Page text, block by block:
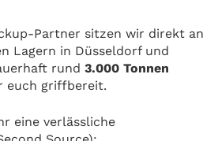
Partner sitzen wir direkt an
Lagern in Düsseldorf und
rund 3.000 Tonnen
euch griffbereit.
eine verlässliche